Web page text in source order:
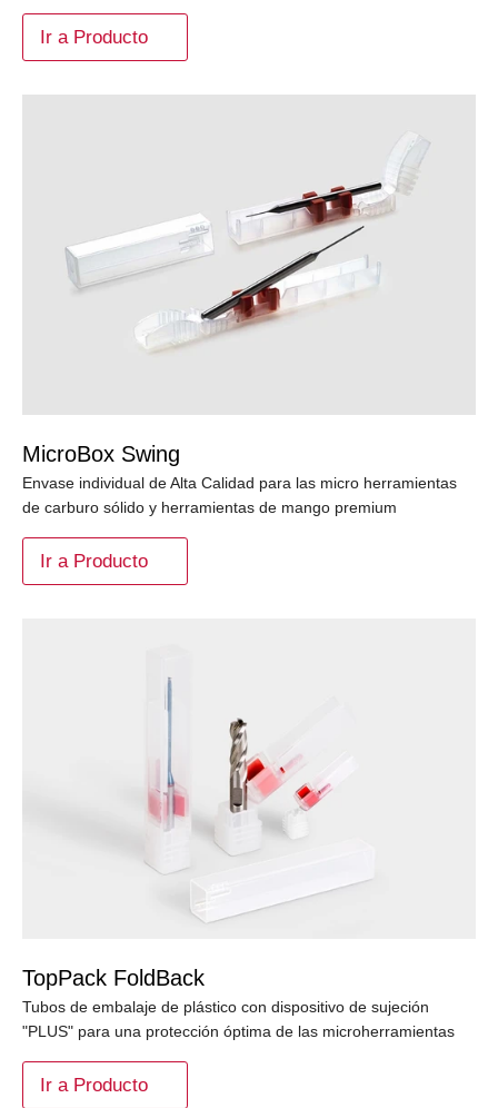
Ir a Producto
MicroBox Swing
Envase individual de Alta Calidad para las micro herramientas
de carburo sólido y herramientas de mango premium
Ir a Producto
TopPack FoldBack
Tubos de embalaje de plástico con dispositivo de sujeción
"PLUS" para una protección óptima de las microherramientas
Ir a Producto